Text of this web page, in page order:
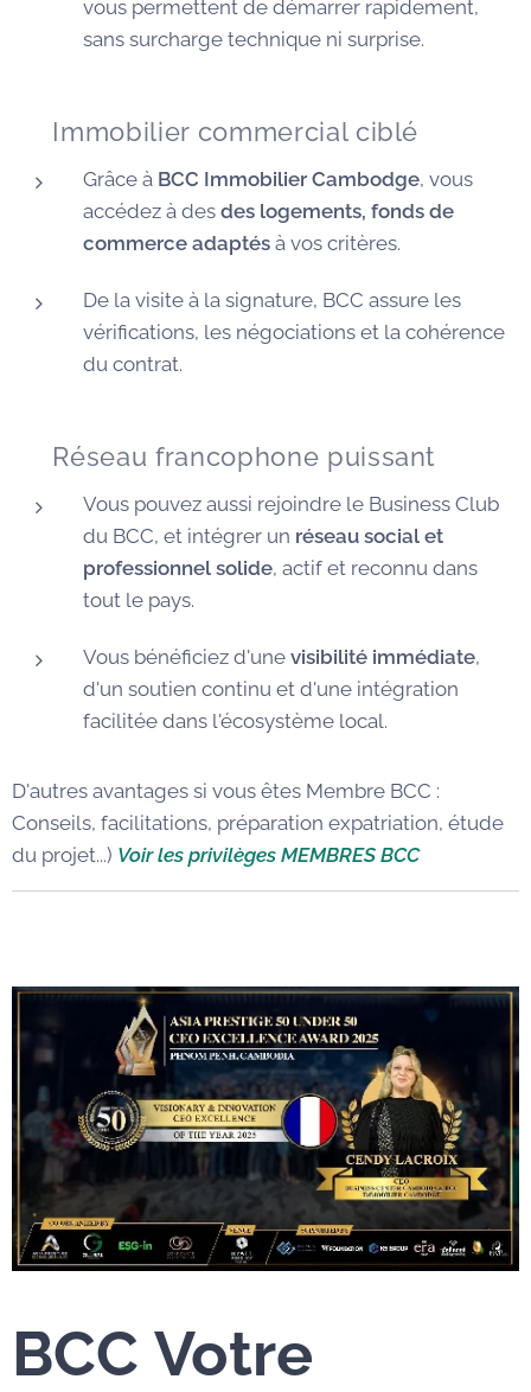
vous permettent de démarrer rapidement,
sans surcharge technique ni surprise.
🏠 Immobilier commercial ciblé
Grâce à BCC Immobilier Cambodge, vous
accédez à des des logements, fonds de
commerce adaptés à vos critères.
De la visite à la signature, BCC assure les
vérifications, les négociations et la cohérence
du contrat.
🌐 Réseau francophone puissant
Vous pouvez aussi rejoindre le Business Club
du BCC, et intégrer un réseau social et
professionnel solide, actif et reconnu dans
tout le pays.
Vous bénéficiez d'une visibilité immédiate,
d'un soutien continu et d'une intégration
facilitée dans l'écosystème local.
D'autres avantages si vous êtes Membre BCC :
Conseils, facilitations, préparation expatriation, étude
du projet...) Voir les privilèges MEMBRES BCC
BCC Votre